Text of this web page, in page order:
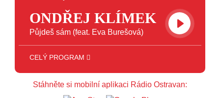
ONDŘEJ KLÍMEK
Půjdeš sám (feat. Eva Burešová)
CELÝ PROGRAM
Stáhněte si mobilní aplikaci Rádio Ostravan: